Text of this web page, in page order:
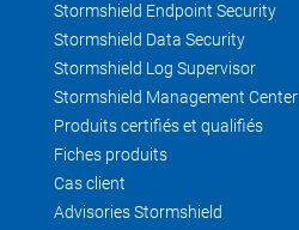
Stormshield Endpoint Security
Stormshield Data Security
Stormshield Log Supervisor
Stormshield Management Center
Produits certifiés et qualifiés
Fiches produits
Cas client
Advisories Stormshield